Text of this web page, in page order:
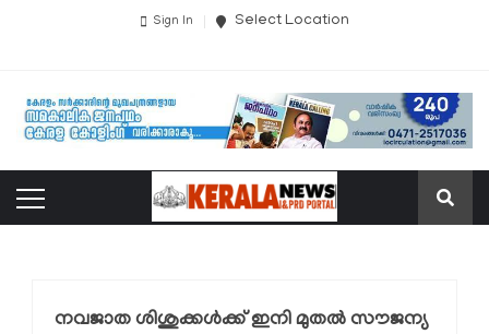
Sign In Select Location
നവജാത ശിശുക്കള്‍ക്ക് ഇനി മുതല്‍ സൗജന്യ